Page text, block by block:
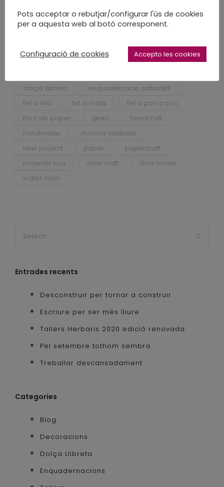
#emquedoacas #mequedoencasa
#totanirabe
dolça llibreta
enquadernacio sabadell
fet a mà
fet a mida
fet a poc a poc
flors de paper
ginko
handcraft
handmade
monica custodio
new project
paper
papercraft
projecte nou
slow craft
slow made
water color
Entrades recents
Desconstruir per tornar a construir
Escriure per ser més lliure
Tallers Herbaris 2020 edició renovada
Pel setembre tothom sembra
Treballar descansadament
Categories
Blog
Decoracions
Dolça Llibreta
Enquadernacions
Pots acceptar o rebutjar/configurar l'ús de cookies
per a aquesta web al botó corresponent.
Configuració de cookies Accepto les cookies